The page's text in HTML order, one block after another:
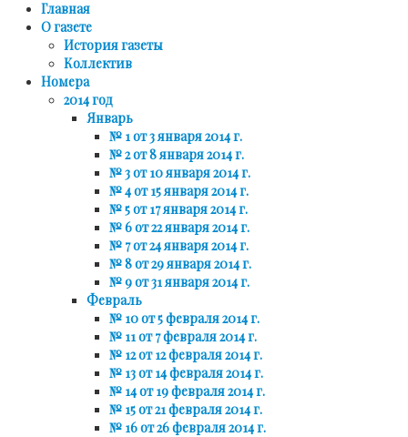
Главная
О газете
История газеты
Коллектив
Номера
2014 год
Январь
№ 1 от 3 января 2014 г.
№ 2 от 8 января 2014 г.
№ 3 от 10 января 2014 г.
№ 4 от 15 января 2014 г.
№ 5 от 17 января 2014 г.
№ 6 от 22 января 2014 г.
№ 7 от 24 января 2014 г.
№ 8 от 29 января 2014 г.
№ 9 от 31 января 2014 г.
Февраль
№ 10 от 5 февраля 2014 г.
№ 11 от 7 февраля 2014 г.
№ 12 от 12 февраля 2014 г.
№ 13 от 14 февраля 2014 г.
№ 14 от 19 февраля 2014 г.
№ 15 от 21 февраля 2014 г.
№ 16 от 26 февраля 2014 г.